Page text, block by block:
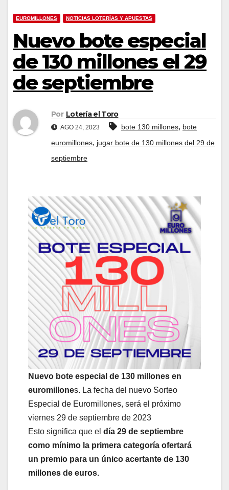
EUROMILLONES NOTICIAS LOTERÍAS Y APUESTAS
Nuevo bote especial
de 130 millones el 29
de septiembre
Por Lotería el Toro
AGO 24, 2023 bote 130 millones, bote
euromillones, jugar bote de 130 millones del 29 de
septiembre
Nuevo bote especial de 130 millones en
euromillones. La fecha del nuevo Sorteo
Especial de Euromillones, será el próximo
viernes 29 de septiembre de 2023
Esto significa que el día 29 de septiembre
como mínimo la primera categoría ofertará
un premio para un único acertante de 130
millones de euros.